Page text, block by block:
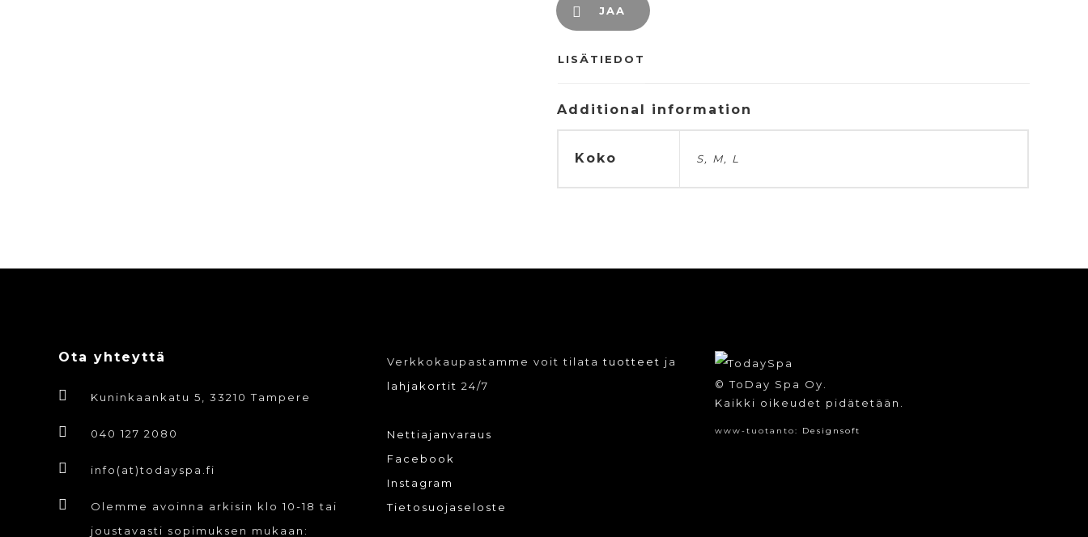
JAA
LISÄTIEDOT
Additional information
Koko S, M, L
Ota yhteyttä
Kuninkaankatu 5, 33210 Tampere
040 127 2080
info(at)todayspa.fi
Olemme avoinna arkisin klo 10-18 tai
joustavasti sopimuksen mukaan:
Verkkokaupastamme voit tilatatuotteet ja
lahjakortit 24/7
Nettiajanvaraus
Facebook
Instagram
Tietosuojaseloste
© ToDay Spa Oy.
Kaikki oikeudet pidätetään.
www-tuotanto: Designsoft